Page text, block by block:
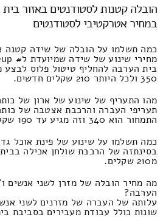
הובלה קטנות לסטודנטים באזור
במחיר אטרקטיבי לסטודנטים
כמה תשלמו על הובלה של שידה קטנה
בית הערבה להחליף טיטול פלוס לבצע
350 ולכל היותר 210 שקלים חדשים.
מהו התעריף של שינוע של ארון של
תעריפי העברה והרכבת אצטבה של
התמחור הוא 340 וזה מגיע עד 190 שקל חדש.
כמה תשלמו על שינוע של פינת אוכל
בסינתזה של הרכבת שולחן אכילה
מ210 שקלים.
מה מחיר הובלה של מזרן לשני אנשים
הערבה?
עלותה של העברה של מזרנים לשני